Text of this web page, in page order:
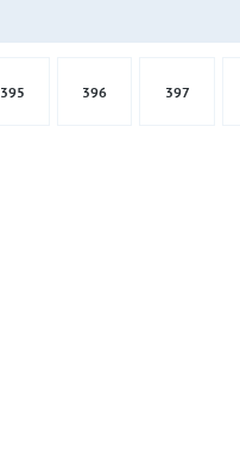
395 396 397